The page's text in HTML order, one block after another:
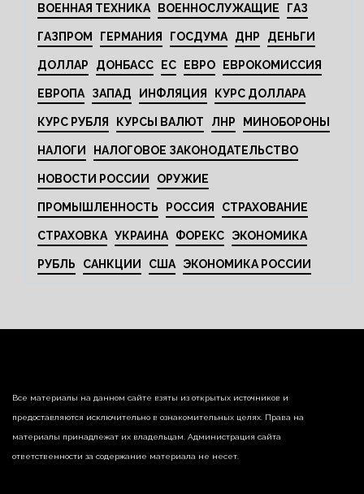
ВОЕННАЯ ТЕХНИКА ВОЕННОСЛУЖАЩИЕ ГАЗ
ГАЗПРОМ ГЕРМАНИЯ ГОСДУМА ДНР ДЕНЬГИ
ДОЛЛАР ДОНБАСС ЕС ЕВРО ЕВРОКОМИССИЯ
ЕВРОПА ЗАПАД ИНФЛЯЦИЯ КУРС ДОЛЛАРА
КУРС РУБЛЯ КУРСЫ ВАЛЮТ ЛНР МИНОБОРОНЫ
НАЛОГИ НАЛОГОВОЕ ЗАКОНОДАТЕЛЬСТВО
НОВОСТИ РОССИИ ОРУЖИЕ
ПРОМЫШЛЕННОСТЬ РОССИЯ СТРАХОВАНИЕ
СТРАХОВКА УКРАИНА ФОРЕКС ЭКОНОМИКА
РУБЛЬ САНКЦИИ США ЭКОНОМИКА РОССИИ
Все материалы на данном сайте взяты из открытых источников и
предоставляются исключительно в ознакомительных целях. Права на
материалы принадлежат их владельцам. Администрация сайта
ответственности за содержание материала не несет.